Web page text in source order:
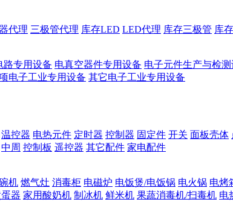
代理 三极管代理 库存LED LED代理 库存三极管 库
路专用设备 电真空器件专用设备 电子元件生产与检测
电子工业专用设备 其它电子工业专用设备
温控器 电热元件 定时器 控制器 固定件 开关 面板壳体
中周 控制板 遥控器 其它配件 家电配件
机 燃气灶 消毒柜 电磁炉 电饭煲/电饭锅 电火锅 电烤
器 家用酸奶机 制冰机 鲜米机 果蔬消毒机/扫毒机 电